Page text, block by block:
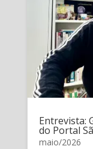
Entrevista:
do Portal
maio/2026